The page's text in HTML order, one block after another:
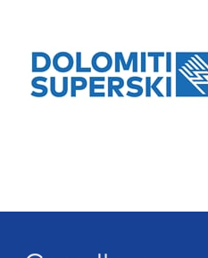
13.03. - 17.03.27
sobota - středa
20 300 Kč